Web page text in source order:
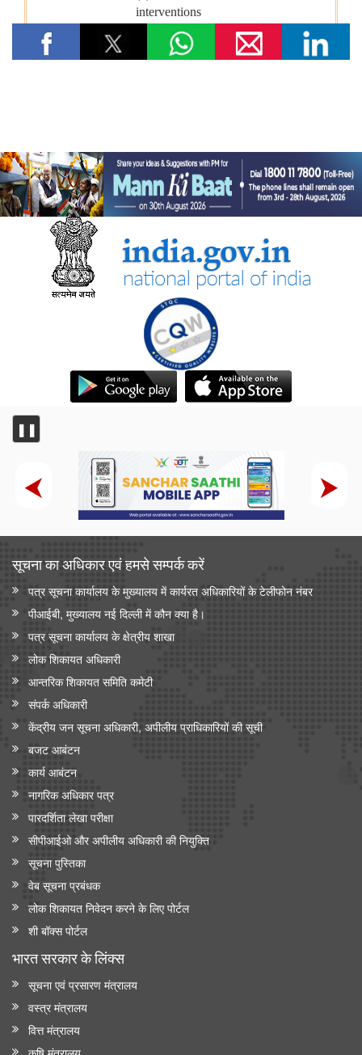
❚❚
सूचना का अधिकार एवं हमसे सम्‍पर्क करें
पत्र सूचना कार्यालय के मुख्यालय में कार्यरत अधिकारियों के टेलीफोन नंबर
पीआईबी, मुख्यालय नई दिल्ली में कौन क्या है।
पत्र सूचना कार्यालय के क्षेत्रीय शाखा
लोक शिकायत अधिकारी
आन्‍तरिक शिकायत समिति कमेटी
संपर्क अधिकारी
केंद्रीय जन सूचना अधिकारी, अपीलीय प्राधिकारियों की सूची
बजट आबंटन
कार्य आबंटन
नागरिक अधिकार पत्र
पारदर्शिता लेखा परीक्षा
सीपीआईओ और अपी‍लीय अधिकारी की नियुक्ति
सूचना पुस्तिका
वेब सूचना प्रबंधक
लोक शिकायत निवेदन करने के लिए पोर्टल
शी बॉक्स पोर्टल
भारत सरकार के लिंक्‍स
सूचना एवं प्रसारण मंत्रालय
वस्त्र मंत्रालय
वित्त मंत्रालय